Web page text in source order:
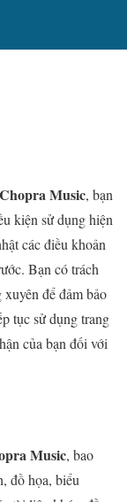
Music, bạn
kiện sử dụng hiện
các điều khoản
Bạn có trách
để đảm bảo
tục sử dụng trang
của bạn đối với
Music, bao
đồ họa, biểu